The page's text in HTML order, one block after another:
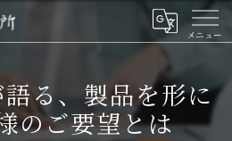
る、製品を形に
のご要望とは